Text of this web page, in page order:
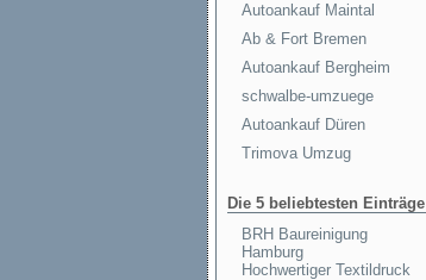
Autoankauf Maintal
Ab & Fort Bremen
Autoankauf Bergheim
schwalbe-umzuege
Autoankauf Düren
Trimova Umzug
Die 5 beliebtesten Einträge
BRH Baureinigung
Hamburg
Hochwertiger Textildruck